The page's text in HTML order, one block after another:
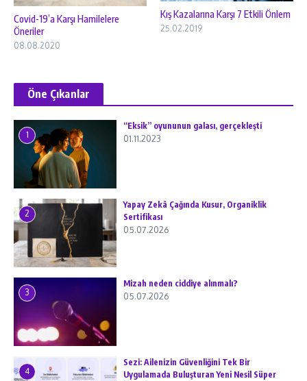
Covid-19’a Karşı Hamilelere
Öneriler
08.08.2020
Kış Kazalarına Karşı 7 Etkili Önlem
25.02.2019
Öne Çıkanlar
1
“Eksik” oyununun galası, gerçekleşti
01.11.2023
2
Yapay Zekâ Çağında Kusur, Organiklik
Sertifikası
05.07.2026
3
Mizah neden ciddiye alınmalı?
05.07.2026
4
Sezi: Ailenizin Güvenliğini Tek Bir
Uygulamada Buluşturan Yeni Nesil Süper